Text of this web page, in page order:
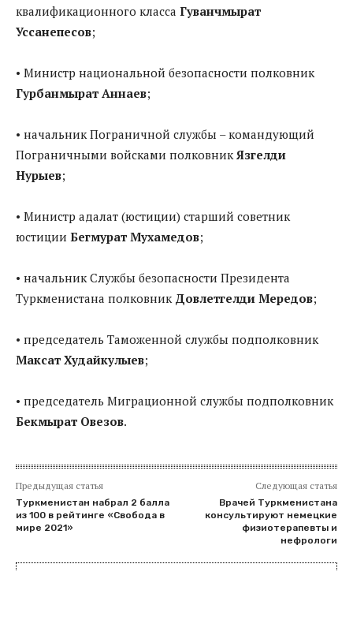
квалификационного класса Гуванчмырат
Уссанепесов;
• Министр национальной безопасности полковник
Гурбанмырат Аннаев;
• начальник Пограничной службы – командующий
Пограничными войсками полковникЯзгелди
Нурыев;
• Министр адалат (юстиции) старший советник
юстиции Бегмурат Мухамедов;
• начальник Службы безопасности Президента
Туркменистана полковник Довлетгелди Мередов;
• председатель Таможенной службы подполковник
Максат Худайкулыев;
• председатель Миграционной службы подполковник
Бекмырат Овезов.
Предыдущая статья
Туркменистан набрал 2 балла
из 100 в рейтинге «Свобода в
мире 2021»
Следующая статья
Врачей Туркменистана
консультируют немецкие
физиотерапевты и
нефрологи